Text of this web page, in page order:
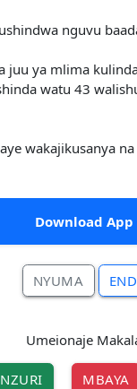
nguvu
ya mlima
watu 43
wakajikusanya
Download
NYUMA
Umeionaje
NZURI MBAYA